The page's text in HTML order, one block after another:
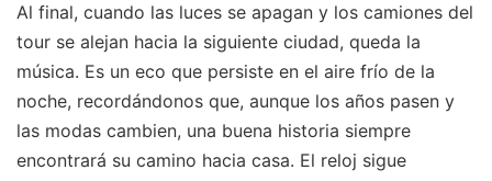
Al final, cuando las luces se apagan y los camiones del
tour se alejan hacia la siguiente ciudad, queda la
música. Es un eco que persiste en el aire frío de la
noche, recordándonos que, aunque los años pasen y
las modas cambien, una buena historia siempre
encontrará su camino hacia casa. El reloj sigue